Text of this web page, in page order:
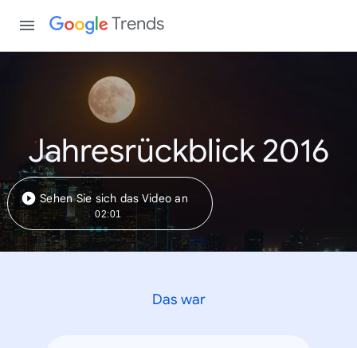
Trends
Jahresrückblick 2016
Sehen Sie sich das Video an
02:01
Das war